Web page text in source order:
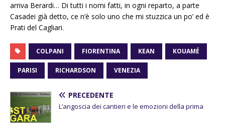
arriva Berardi… Di tutti i nomi fatti, in ogni reparto, a parte
Casadei già detto, ce n’è solo uno che mi stuzzica un po’ ed è
Prati del Cagliari.
COLPANI FIORENTINA KEAN KOUAMÉ
PARISI RICHARDSON VENEZIA
PRECEDENTE
L’angoscia dei cantieri e le emozioni della prima